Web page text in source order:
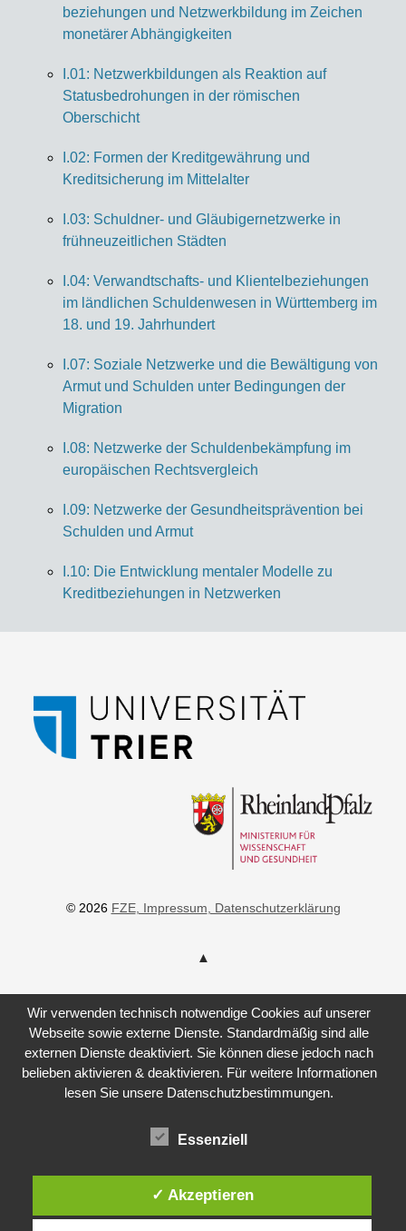
be­zie­hun­gen und Netz­werk­bil­dung im Zei­chen
mo­ne­tä­rer Ab­hän­gig­kei­ten
I.01: Netzwerkbildungen als Reaktion auf
Statusbedrohungen in der römischen
Oberschicht
I.02: Formen der Kreditgewährung und
Kreditsicherung im Mittelalter
I.03: Schuldner- und Gläubigernetzwerke in
frühneuzeitlichen Städten
I.04: Verwandtschafts- und Klientelbeziehungen
im ländlichen Schuldenwesen in Württemberg im
18. und 19. Jahrhundert
I.07: Soziale Netzwerke und die Bewältigung von
Armut und Schulden unter Bedingungen der
Migration
I.08: Netzwerke der Schuldenbekämpfung im
europäischen Rechtsvergleich
I.09: Netzwerke der Gesundheitsprävention bei
Schulden und Armut
I.10: Die Entwicklung mentaler Modelle zu
Kreditbeziehungen in Netzwerken
© 2026 FZE, Impressum , Datenschutzerklärung
Wir verwenden technisch notwendige Cookies auf unserer
Webseite sowie externe Dienste. Standardmäßig sind alle
externen Dienste deaktiviert. Sie können diese jedoch nach
belieben aktivieren & deaktivieren. Für weitere Informationen
lesen Sie unsere Datenschutzbestimmungen.
Essenziell
✓ Akzeptieren